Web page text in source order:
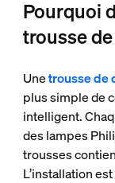
Pourquoi
trousse
Unetrousse de
plus simple de
intelligent.
des lampes
trousses
L’installation